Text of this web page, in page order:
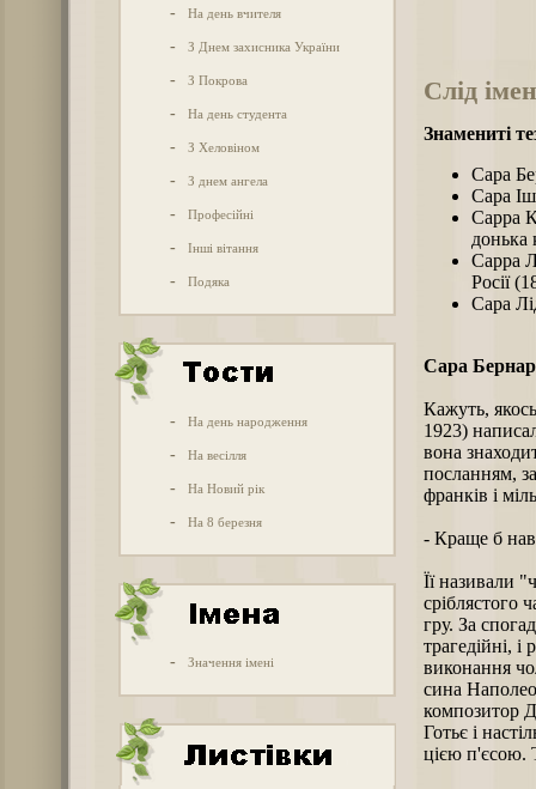
- На день вчителя
- З Днем захисника України
- З Покрова
- На день студента
- З Хеловіном
- З днем ангела
- Професійні
- Інші вітання
- Подяка
- На день народження
- На весілля
- На Новий рік
- На 8 березня
- Значення імені
Слід
Знамениті
Сара
Сара
Сарра
донька
Сарра
Росії
Сара
Сара Бернар
Кажуть,
1923)
вона
посланням,
франків і
- Краще б
Її називали
сріблястого
гру. За
трагедійні,
виконання
сина
композитор
Готьє і
цією п'єсою.